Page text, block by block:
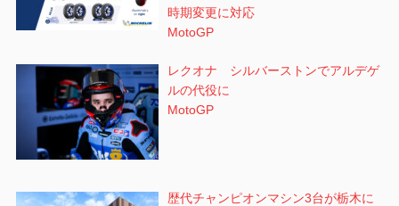
時期変更に対応
MotoGP
レクオナ シルバーストンでアルデゲ
ルの代役に
MotoGP
歴代チャンピオンマシン3台が栃木に